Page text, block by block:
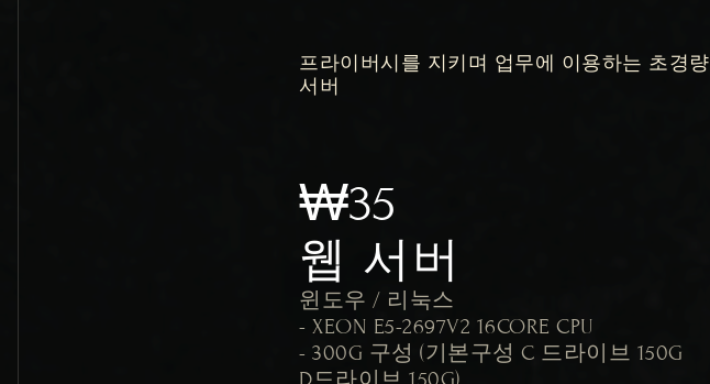
프라이버시를 지키며 업무에 이용하는 초경량
서버
₩35
웹 서버
윈도우 / 리눅스
- XEON E5-2697V2 16CORE CPU
- 300G 구성 (기본구성 C 드라이브 150G